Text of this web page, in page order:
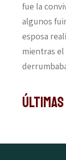
fue la
algunos
esposa
mientras